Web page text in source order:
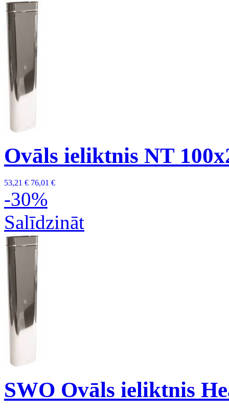
Ovāls ieliktnis NT
53,21 € 76,01 €
-30%
Salīdzināt
SWO Ovāls ieliktnis